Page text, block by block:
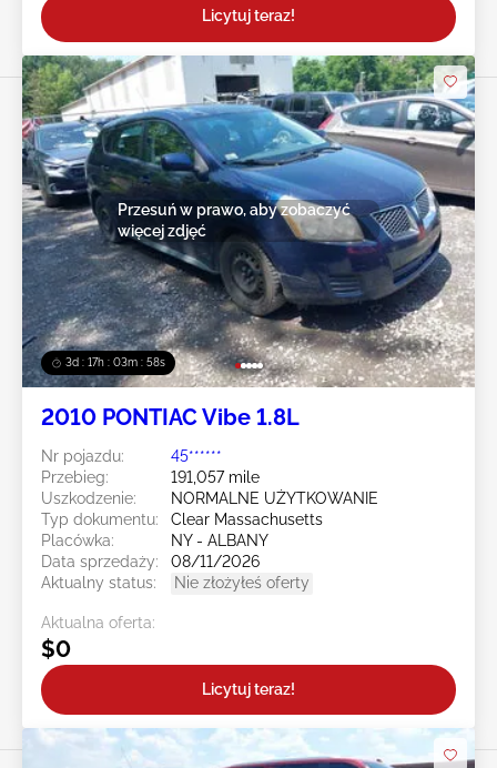
Licytuj teraz!
3d : 17h : 03m : 55s
Przesuń w prawo, aby zobaczyć
więcej zdjęć
2010 PONTIAC Vibe 1.8L
Nr pojazdu:
45******
Przebieg:
191,057 mile
Uszkodzenie:
NORMALNE UŻYTKOWANIE
Typ dokumentu:
Clear Massachusetts
Placówka:
NY - ALBANY
Data sprzedaży:
08/11/2026
Aktualny status:
Nie złożyłeś oferty
Aktualna oferta:
$0
Licytuj teraz!